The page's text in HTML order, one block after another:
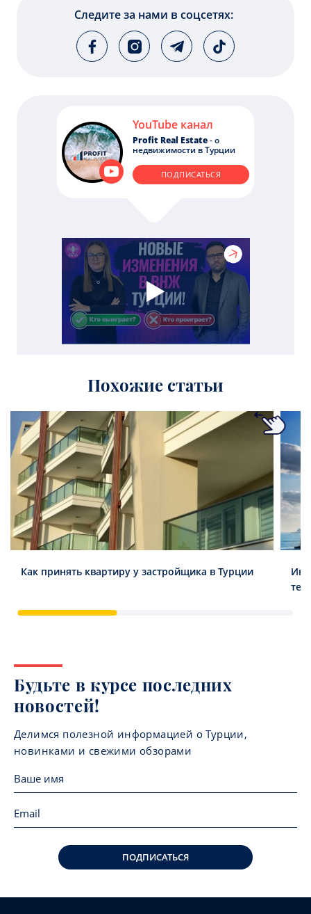
Следите за нами в соцсетях:
YouTube канал
Profit Real Estate- о
недвижимости в Турции
ПОДПИСАТЬСЯ
Похожие статьи
Как принять квартиру у застройщика в Турции
Будьте в курсе последних
новостей!
Делимся полезной информацией о Турции,
новинками и свежими обзорами
ПОДПИСАТЬСЯ